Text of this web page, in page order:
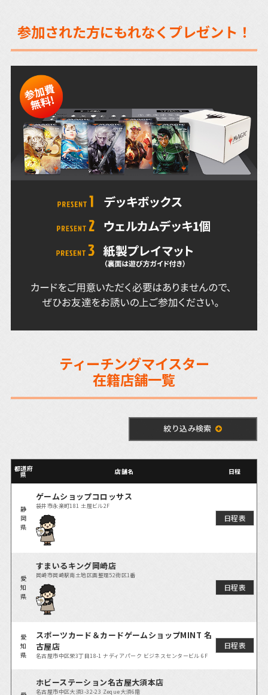
参加された方にもれなくプレゼント！
ティーチングマイスター
在籍店舗一覧
絞り込み検索
都道府
県 店舗名 日程
静
岡
県
ゲームショップコロッサス
袋井市永楽町181 土屋ビル2F
日程表
愛
知
県
すまいるキング岡崎店
岡崎市岡崎駅南土地区画整理52街区1番
日程表
愛
知
県
スポーツカード＆カードゲームショップMINT 名
古屋店
名古屋市中区栄3丁目18-1 ナディアパーク ビジネスセンタービル 6F
日程表
ホビーステーション名古屋大須本店
名古屋市中区大須3-32-23 Zeque大須6階